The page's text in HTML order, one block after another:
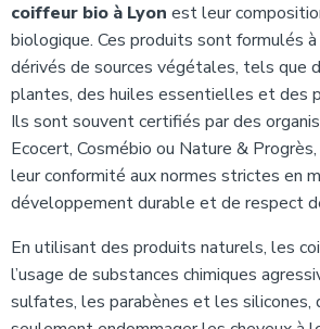
coiffeur bio à Lyon est leur
biologique. Ces produits sont formulés
dérivés de sources végétales, tels que
plantes, des huiles essentielles et des
Ils sont souvent certifiés par des
Ecocert, Cosmébio ou Nature &
leur conformité aux normes strictes en
développement durable et de respect
En utilisant des produits naturels, les
l’usage de substances chimiques
sulfates, les parabènes et les silicones,